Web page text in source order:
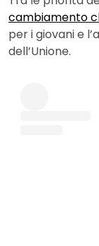
cambiamento
per i giovani e
dell’Unione.